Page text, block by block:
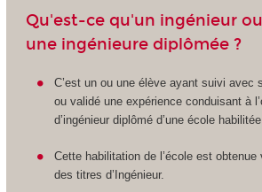
Qu'est-ce qu'un ingénieur ou
une ingénieure diplômée ?
C’est un ou une élève ayant suivi avec
ou validé une expérience conduisant à
d’ingénieur diplômé d’une école
Cette habilitation de l’école est
des titres d’Ingénieur.